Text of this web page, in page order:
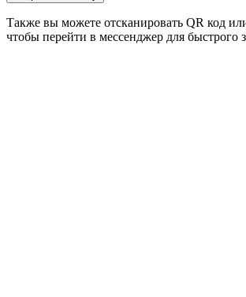
Также вы можете отсканировать QR код
чтобы перейти в мессенджер для быстрого